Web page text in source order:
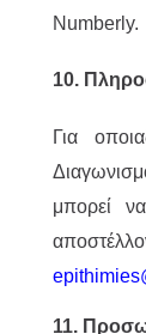
Numberly.
10.
Για
μπορεί
11.